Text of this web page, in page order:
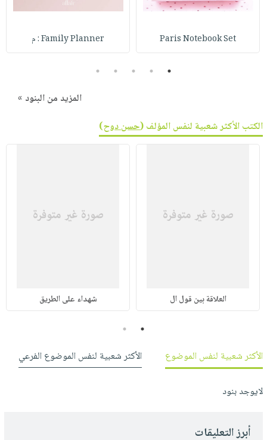
صابون
مناسبات
فيديوهات
يتكرر
انشر
كتابك
التسوق
Paris Notebook Set Family Planner : م
1
2
3
4
5
المزيد من البنود »
الكتب الأكثر شعبية لنفس المؤلف (حسن دوح)
العلاقة بين قول ال شهداء على الطريق
1
2
الأكثر شعبية لنفس الموضوع
الأكثر شعبية لنفس الموضوع الفرعي
لايوجد بنود
أبرز التعليقات